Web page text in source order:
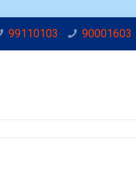
99110103 90001603